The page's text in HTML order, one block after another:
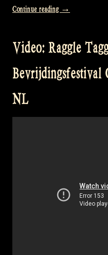
Continue reading “Video:
Part
–
as
Rapalje
Show
→
Video: Raggle
Bevrijdingsfestival
NL